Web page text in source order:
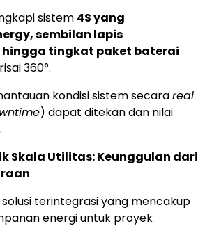
sistem 4S yang
sembilan lapis
tingkat paket baterai
360°.
kondisi sistem secarareal
) dapat ditekan dan nilai
Skala Utilitas: Keunggulan dari
terintegrasi yang mencakup
energi untuk proyek